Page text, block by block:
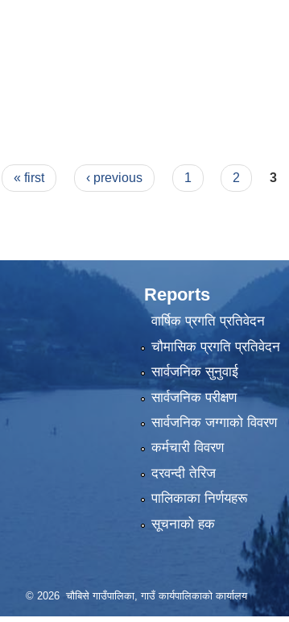
« first ‹ previous 1 2 3
Reports
वार्षिक प्रगति प्रतिवेदन
चौमासिक प्रगति प्रतिवेदन
सार्वजनिक सुनुवाई
सार्वजनिक परीक्षण
सार्वजनिक जग्गाको विवरण
कर्मचारी विवरण
दरवन्दी तेरिज
पालिकाका निर्णयहरू
सूचनाको हक
© 2026 चौबिसे गाउँपालिका, गाउँ कार्यपालिकाको कार्यालय